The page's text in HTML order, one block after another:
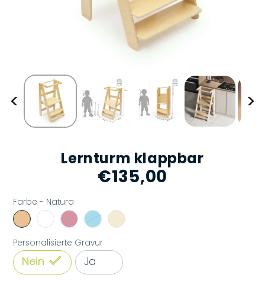
< >
Lernturm klappbar
€135,00
Farbe - Natura
Personalisierte Gravur
Nein Ja